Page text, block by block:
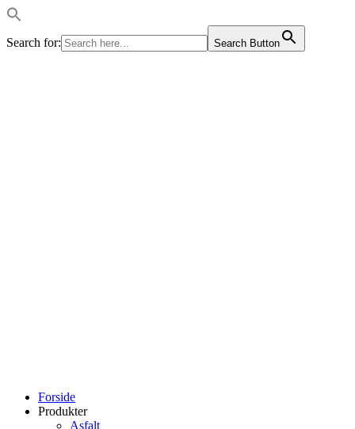
Search for: Search Button
Forside
Produkter
Asfalt